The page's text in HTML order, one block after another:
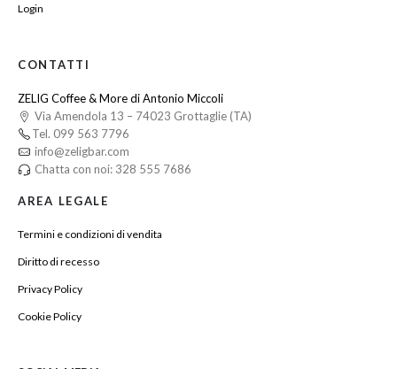
Login
CONTATTI
ZELIG Coffee & More di Antonio Miccoli
Via Amendola 13 – 74023 Grottaglie (TA)
Tel. 099 563 7796
info@zeligbar.com
Chatta con noi: 328 555 7686
AREA LEGALE
Termini e condizioni di vendita
Diritto di recesso
Privacy Policy
Cookie Policy